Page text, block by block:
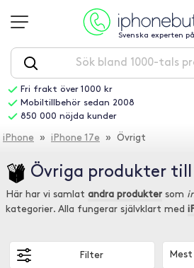
Svenska experten
Fri frakt över 1000 kr
Mobiltillbehör sedan 2008
850 000 nöjda kunder
iPhone » iPhone 17e » Övrigt
Övriga produkter till
Här har vi samlat andra produkter som
kategorier. Alla fungerar självklart med
Filter